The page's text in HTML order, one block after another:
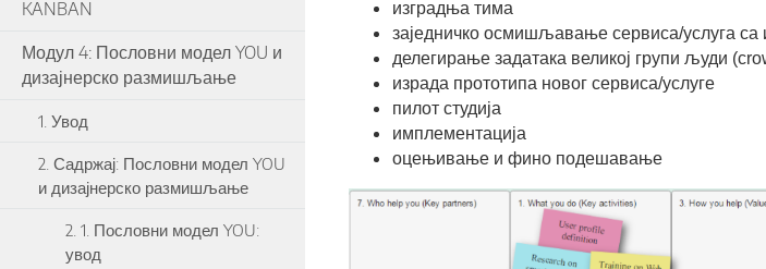
KANBAN
Модул 4: Пословни модел YOU и
дизајнерско размишљање
1. Увод
2. Садржај: Пословни модел YOU
и дизајнерско размишљање
2. 1. Пословни модел YOU:
увод
изградња тима
заједничко осмишљавање сервиса/услуга са
делегирање задатака великој групи људи
израда прототипа новог сервиса/услуге
пилот студија
имплементација
оцењивање и фино подешавање